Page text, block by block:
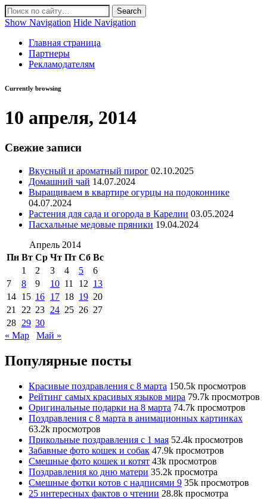
Show Navigation Hide Navigation
Главная страница
Партнеры
Рекламодателям
Currently browsing
10 апреля, 2014
Свежие записи
Вкусный и ароматный пирог 02.10.2025
Домашний чай 14.07.2024
Выращиваем в квартире огурцы на подоконнике
04.07.2024
Растения для сада и огорода в Карелии 03.05.2024
Пасхальные медовые пряники 19.04.2024
Апрель 2014
Пн Вт Ср Чт Пт Сб Вс
1
2 3 4 5
6
7
8 9 10 11 12 13
14 15 16 17 18 19 20
21
22 23 24 25 26 27
28 29 30
« Мар
Май »
Популярные посты
Красивые поздравления с 8 марта 150.5k просмотров
Рейтинг самых красивых языков мира 79.7k просмотров
Оригинальные подарки на 8 марта 74.7k просмотров
Поздравления с 8 марта в анимационных картинках
63.2k просмотров
Прикольные поздравления с 1 мая 52.4k просмотров
Забавные фото кошек и собак 47.9k просмотров
Смешные фото кошек и котят 43k просмотров
Поздравления ко дню матери 35.2k просмотра
Смешные фотки котов с надписями 9 35k просмотров
25 интересных фактов о чтении 28.8k просмотра